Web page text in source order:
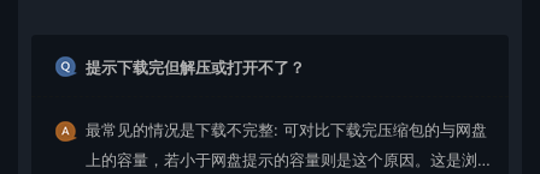
提示下载完但解压或打开不了？
最常见的情况是下载不完整: 可对比下载完压缩包的与网盘
上的容量，若小于网盘提示的容量则是这个原因。这是浏